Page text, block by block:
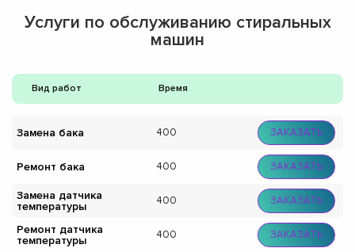
Услуги по обслуживанию стиральных
машин
Вид работ Время
Замена бака 400 ЗАКАЗАТЬ
Ремонт бака 400 ЗАКАЗАТЬ
Замена датчика
температуры
400 ЗАКАЗАТЬ
Ремонт датчика
температуры
400 ЗАКАЗАТЬ